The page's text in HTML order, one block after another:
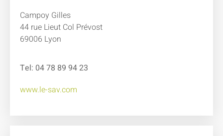
Campoy Gilles
44 rue Lieut Col Prévost
69006 Lyon
Tel: 04 78 89 94 23
www.le-sav.com